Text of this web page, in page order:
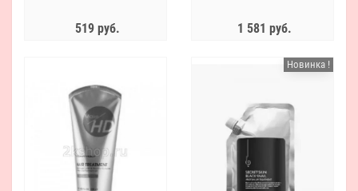
519 руб. 1 581 руб.
Новинка !